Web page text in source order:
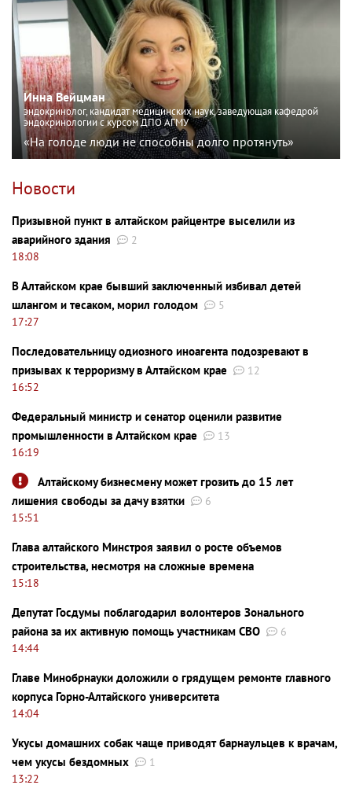
Инна Вейцман
эндокринолог, кандидат медицинских наук, заведующая кафедрой
эндокринологии с курсом ДПО АГМУ
«На голоде люди не способны долго протянуть»
Новости
Призывной пункт в алтайском райцентре выселили из
аварийного здания
2
18:08
В Алтайском крае бывший заключенный избивал детей
шлангом и тесаком, морил голодом
5
17:27
Последовательницу одиозного иноагента подозревают в
призывах к терроризму в Алтайском крае
12
16:52
Федеральный министр и сенатор оценили развитие
промышленности в Алтайском крае
13
16:19
Алтайскому бизнесмену может грозить до 15 лет
лишения свободы за дачу взятки
6
15:51
Глава алтайского Минстроя заявил о росте объемов
строительства, несмотря на сложные времена
15:18
Депутат Госдумы поблагодарил волонтеров Зонального
района за их активную помощь участникам СВО
6
14:44
Главе Минобрнауки доложили о грядущем ремонте главного
корпуса Горно-Алтайского университета
14:04
Укусы домашних собак чаще приводят барнаульцев к врачам,
чем укусы бездомных
1
13:22